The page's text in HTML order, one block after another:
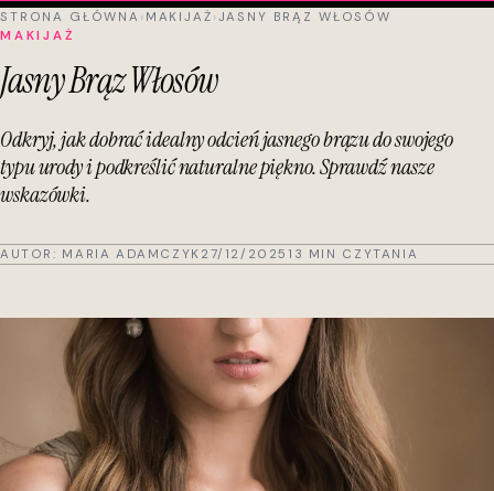
STRONA GŁÓWNA › MAKIJAŻ › JASNY BRĄZ WŁOSÓW
MAKIJAŻ
Jasny Brąz Włosów
Odkryj, jak dobrać idealny odcień jasnego brązu do swojego
typu urody i podkreślić naturalne piękno. Sprawdź nasze
wskazówki.
AUTOR: MARIA ADAMCZYK 27/12/2025 13 MIN CZYTANIA